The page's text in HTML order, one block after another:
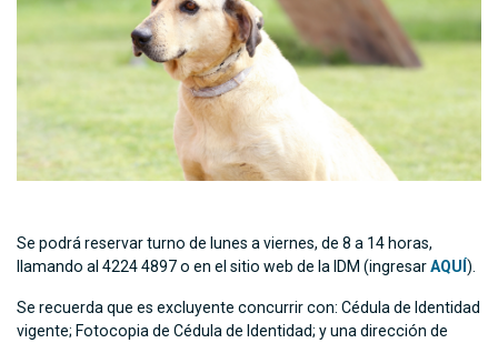
Se podrá reservar turno de lunes a viernes, de 8 a 14 horas,
llamando al 4224 4897 o en el sitio web de la IDM (ingresarAQUÍ ).
Se recuerda que es excluyente concurrir con: Cédula de Identidad
vigente; Fotocopia de Cédula de Identidad; y una dirección de